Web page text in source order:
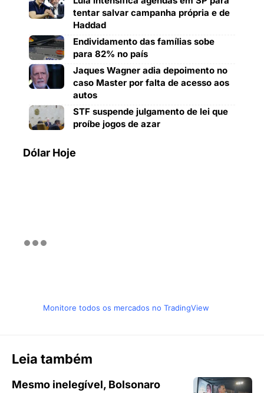
tentar salvar campanha própria e de
Haddad
Endividamento das famílias sobe
para 82% no país
Jaques Wagner adia depoimento no
caso Master por falta de acesso aos
autos
STF suspende julgamento de lei que
proíbe jogos de azar
Dólar Hoje
Monitore todos os mercados no TradingView
Leia também
Mesmo inelegível, Bolsonaro